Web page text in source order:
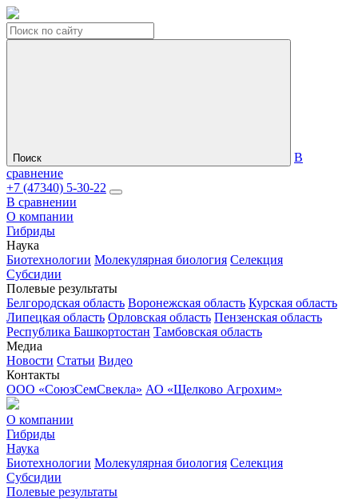
Поиск
В
сравнение
+7 (47340) 5-30-22
В сравнении
О компании
Гибриды
Наука
Биотехнологии Молекулярная биология Селекция
Субсидии
Полевые результаты
Белгородская область Воронежская область Курская область
Липецкая область Орловская область Пензенская область
Республика Башкортостан Тамбовская область
Медиа
Новости Статьи Видео
Контакты
ООО «СоюзСемСвекла» АО «Щелково Агрохим»
О компании
Гибриды
Наука
Биотехнологии Молекулярная биология Селекция
Субсидии
Полевые результаты